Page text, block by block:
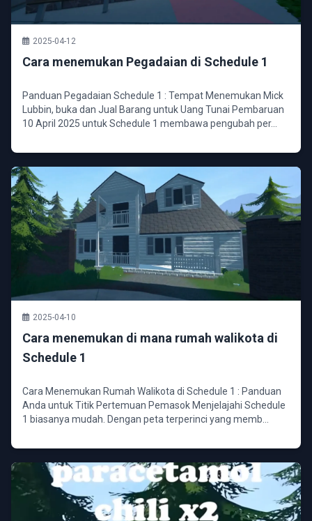
2025-04-12
Cara menemukan Pegadaian di Schedule 1
Panduan Pegadaian Schedule 1 : Tempat Menemukan Mick
Lubbin, buka dan Jual Barang untuk Uang Tunai Pembaruan
10 April 2025 untuk Schedule 1 membawa pengubah per...
2025-04-10
Cara menemukan di mana rumah walikota di
Schedule 1
Cara Menemukan Rumah Walikota di Schedule 1 : Panduan
Anda untuk Titik Pertemuan Pemasok Menjelajahi Schedule
1 biasanya mudah. Dengan peta terperinci yang memb...